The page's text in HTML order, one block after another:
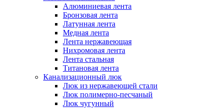
Алюминиевая лента
Бронзовая лента
Латунная лента
Медная лента
Лента нержавеющая
Нихромовая лента
Лента стальная
Титановая лента
Канализационный люк
Люк из нержавеющей стали
Люк полимерно-песчаный
Люк чугунный